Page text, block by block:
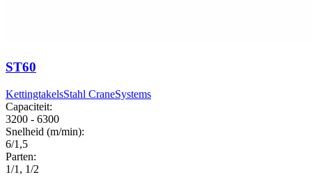
ST60
KettingtakelsStahl CraneSystems
Capaciteit:
3200 - 6300
Snelheid (m/min):
6/1,5
Parten:
1/1, 1/2